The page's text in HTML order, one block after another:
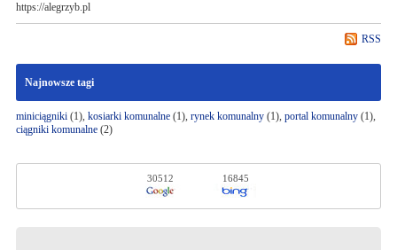
https://alegrzyb.pl
RSS
Najnowsze tagi
miniciągniki(1), kosiarki komunalne(1), rynek komunalny(1), portal komunalny(1),
ciągniki komunalne(2)
30512 16845